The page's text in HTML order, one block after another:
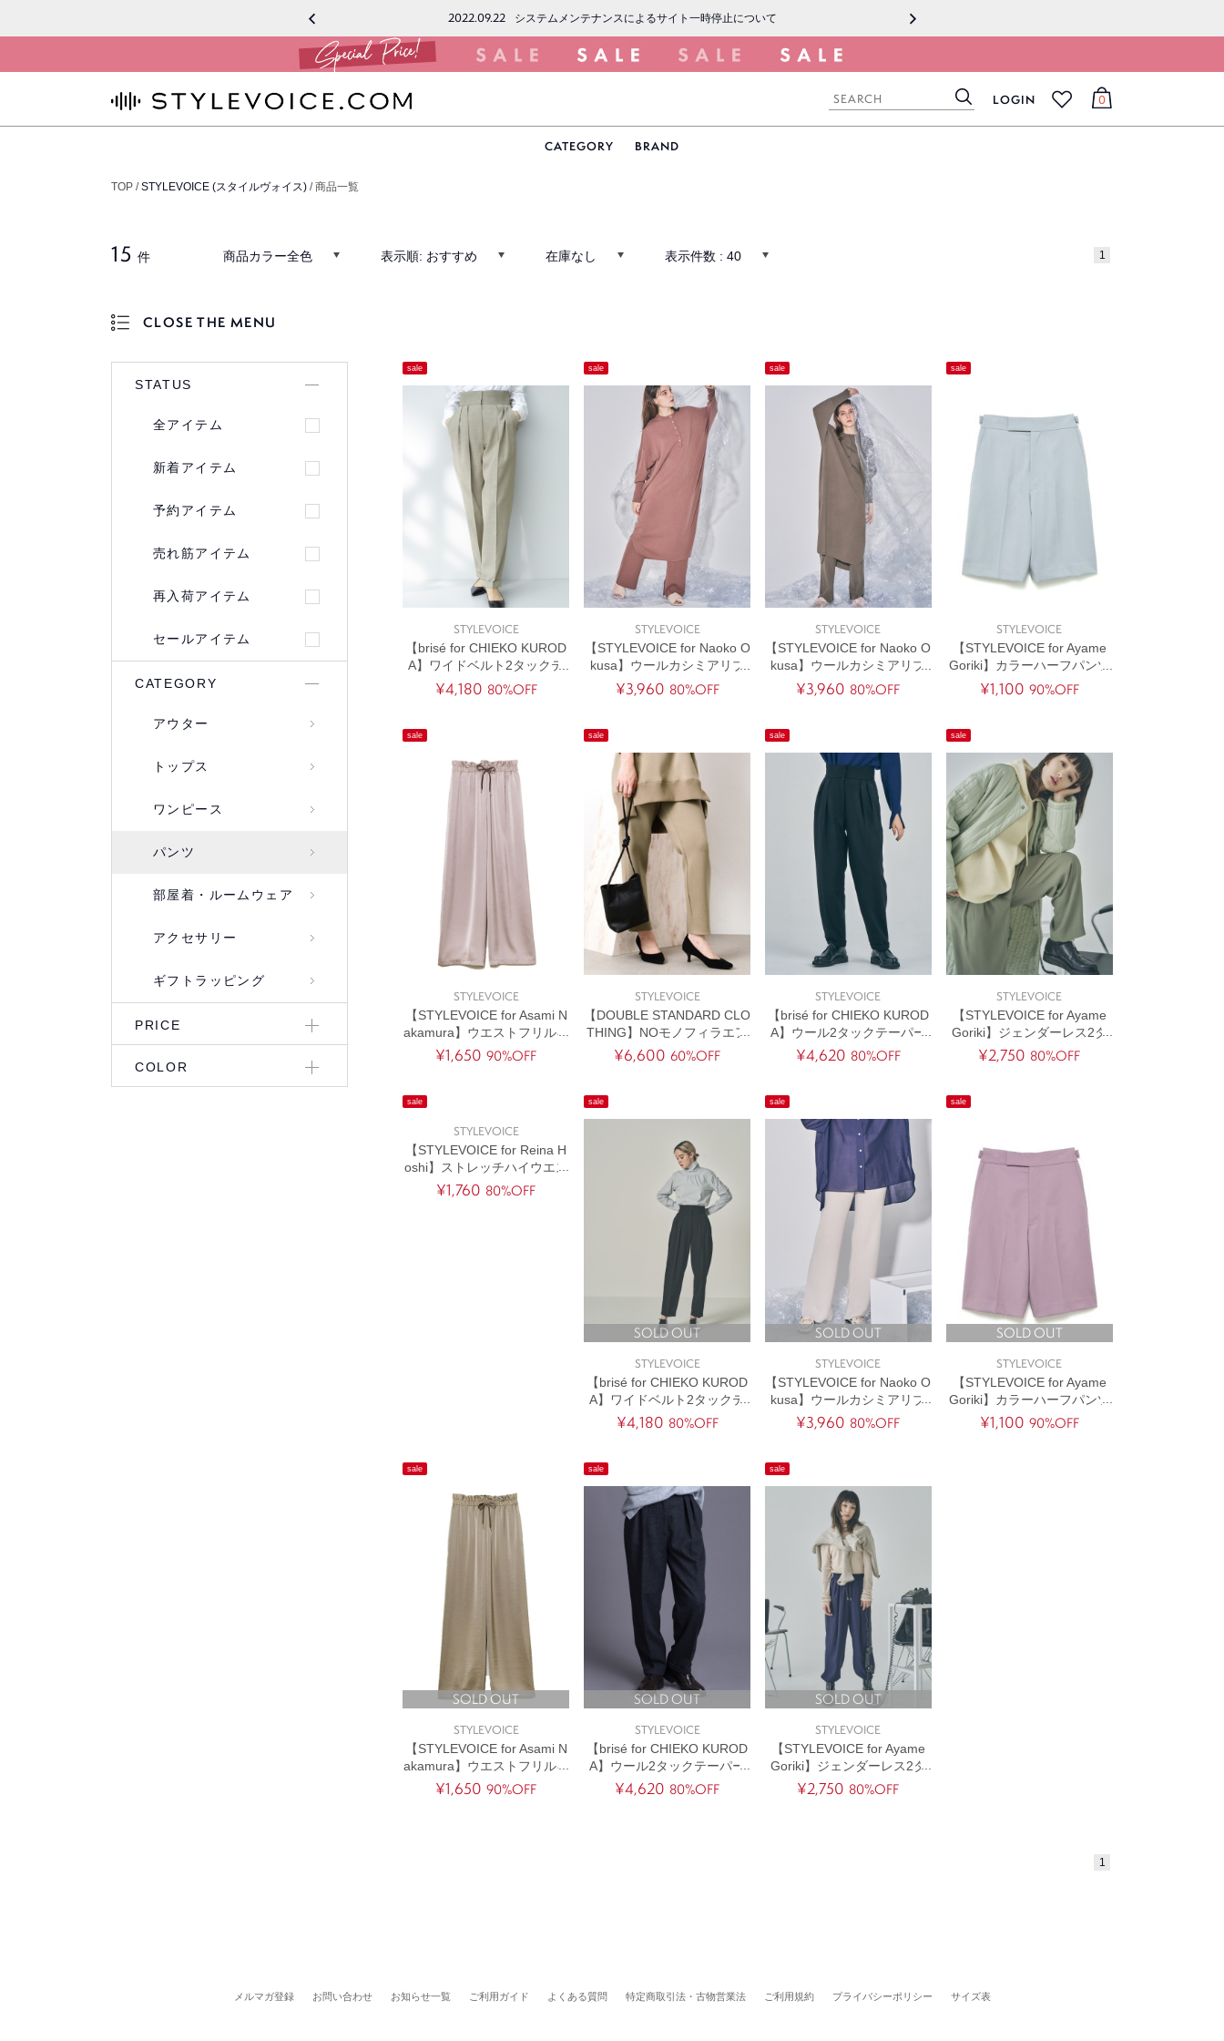
2022.09.22 システムメンテナンスによるサイト一時停止について
検
索
LOGIN
0
CATEGORY BRAND
TOP /STYLEVOICE (スタイルヴォイス) / 商品一覧
15 件 商品カラー全色 表示順: おすすめ 在庫なし 表示件数 :40 1
CLOSE THE MENU
STATUS
全アイテム
新着アイテム
予約アイテム
売れ筋アイテム
再入荷アイテム
セールアイテム
CATEGORY
アウター
トップス
ワンピース
パンツ
部屋着・ルームウェア
アクセサリー
ギフトラッピング
PRICE
COLOR
sale
STYLEVOICE
【brisé for CHIEKO KUROD
A】ワイドベルト2タックテ
ーパードパンツ
¥4,180 80%OFF
sale
STYLEVOICE
【STYLEVOICE for Naoko O
kusa】ウールカシミアリブ
ニットパンツ
¥3,960 80%OFF
sale
STYLEVOICE
【STYLEVOICE for Naoko O
kusa】ウールカシミアリブ
ニットパンツ
¥3,960 80%OFF
sale
STYLEVOICE
【STYLEVOICE for Ayame
Goriki】カラーハーフパンツ
[セットアップ対応]
¥1,100 90%OFF
sale
STYLEVOICE
【STYLEVOICE for Asami N
akamura】ウエストフリルギ
ャザーサテンパンツ
¥1,650 90%OFF
sale
STYLEVOICE
【DOUBLE STANDARD CLO
THING】NOモノフィラエア
クッション パンツ
¥6,600 60%OFF
sale
STYLEVOICE
【brisé for CHIEKO KUROD
A】ウール2タックテーパー
ドパンツ
¥4,620 80%OFF
sale
STYLEVOICE
【STYLEVOICE for Ayame
Goriki】ジェンダーレス2タ
ックワイドパンツ
¥2,750 80%OFF
sale
STYLEVOICE
【STYLEVOICE for Reina H
oshi】ストレッチハイウエス
トデニム
¥1,760 80%OFF
sale
SOLD OUT
STYLEVOICE
【brisé for CHIEKO KUROD
A】ワイドベルト2タックテ
ーパードパンツ
¥4,180 80%OFF
sale
SOLD OUT
STYLEVOICE
【STYLEVOICE for Naoko O
kusa】ウールカシミアリブ
ニットパンツ
¥3,960 80%OFF
sale
SOLD OUT
STYLEVOICE
【STYLEVOICE for Ayame
Goriki】カラーハーフパンツ
[セットアップ対応]
¥1,100 90%OFF
sale
SOLD OUT
STYLEVOICE
【STYLEVOICE for Asami N
akamura】ウエストフリルギ
ャザーサテンパンツ
¥1,650 90%OFF
sale
SOLD OUT
STYLEVOICE
【brisé for CHIEKO KUROD
A】ウール2タックテーパー
ドパンツ
¥4,620 80%OFF
sale
SOLD OUT
STYLEVOICE
【STYLEVOICE for Ayame
Goriki】ジェンダーレス2タ
ックワイドパンツ
¥2,750 80%OFF
1
メルマガ登録 お問い合わせ お知らせ一覧 ご利用ガイド よくある質問 特定商取引法・古物営業法 ご利用規約 プライバシーポリシー サイズ表